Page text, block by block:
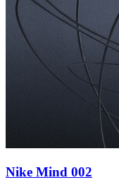
Nike Mind 002